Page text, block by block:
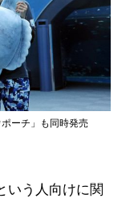
ーチ」も同時発売
いう人向けに関